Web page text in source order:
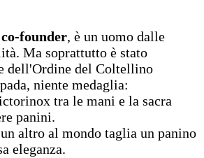
founder, è un uomo dalle
Ma soprattutto è stato
dell'Ordine del Coltellino
niente medaglia:
tra le mani e la sacra
panini.
altro al mondo taglia un panino
eleganza.